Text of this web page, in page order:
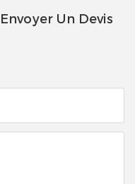
Un Devis